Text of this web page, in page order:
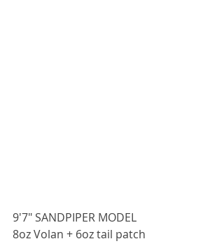
9'7" SANDPIPER MODEL
8oz Volan + 6oz tail patch